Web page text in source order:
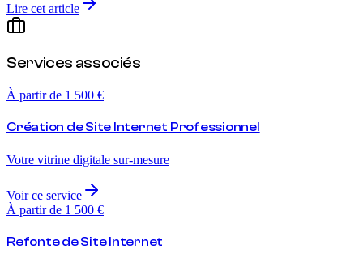
Lire cet article
Services associés
À partir de 1 500 €
Création de Site Internet Professionnel
Votre vitrine digitale sur-mesure
Voir ce service
À partir de 1 500 €
Refonte de Site Internet